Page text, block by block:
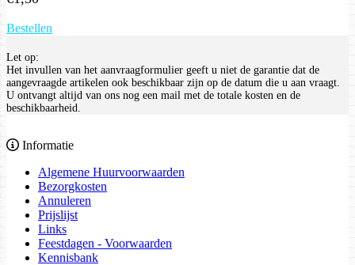
Bestellen
Let op:
Het invullen van het aanvraagformulier geeft u niet de garantie dat de
aangevraagde artikelen ook beschikbaar zijn op de datum die u aan vraagt.
U ontvangt altijd van ons nog een mail met de totale kosten en de
beschikbaarheid.
Informatie
Algemene Huurvoorwaarden
Bezorgkosten
Annuleren
Prijslijst
Links
Feestdagen - Voorwaarden
Kennisbank